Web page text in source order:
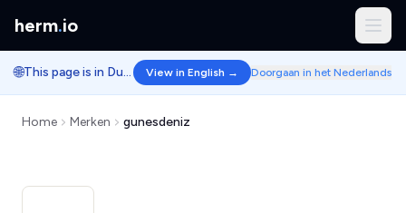
herm.io
🌐 This page is in Dutch. View in English → Doorgaan in het Nederlands
Home Merken gunesdeniz